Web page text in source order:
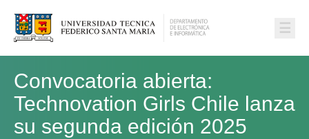
☰
Convocatoria abierta:
Technovation Girls Chile lanza
su segunda edición 2025